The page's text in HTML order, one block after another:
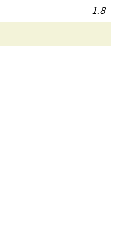
1.8